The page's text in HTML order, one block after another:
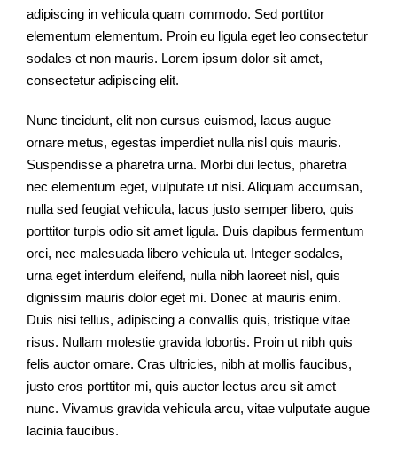
adipiscing in vehicula quam commodo. Sed porttitor
elementum elementum. Proin eu ligula eget leo consectetur
sodales et non mauris. Lorem ipsum dolor sit amet,
consectetur adipiscing elit.
Nunc tincidunt, elit non cursus euismod, lacus augue
ornare metus, egestas imperdiet nulla nisl quis mauris.
Suspendisse a pharetra urna. Morbi dui lectus, pharetra
nec elementum eget, vulputate ut nisi. Aliquam accumsan,
nulla sed feugiat vehicula, lacus justo semper libero, quis
porttitor turpis odio sit amet ligula. Duis dapibus fermentum
orci, nec malesuada libero vehicula ut. Integer sodales,
urna eget interdum eleifend, nulla nibh laoreet nisl, quis
dignissim mauris dolor eget mi. Donec at mauris enim.
Duis nisi tellus, adipiscing a convallis quis, tristique vitae
risus. Nullam molestie gravida lobortis. Proin ut nibh quis
felis auctor ornare. Cras ultricies, nibh at mollis faucibus,
justo eros porttitor mi, quis auctor lectus arcu sit amet
nunc. Vivamus gravida vehicula arcu, vitae vulputate augue
lacinia faucibus.